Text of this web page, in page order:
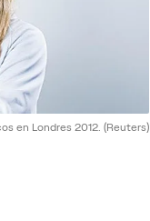
en Londres 2012. (Reuters)